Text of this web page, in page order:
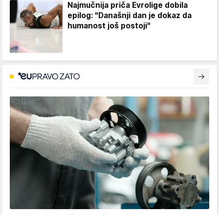
Najmučnija priča Evrolige dobila
epilog: "Današnji dan je dokaz da
humanost još postoji"